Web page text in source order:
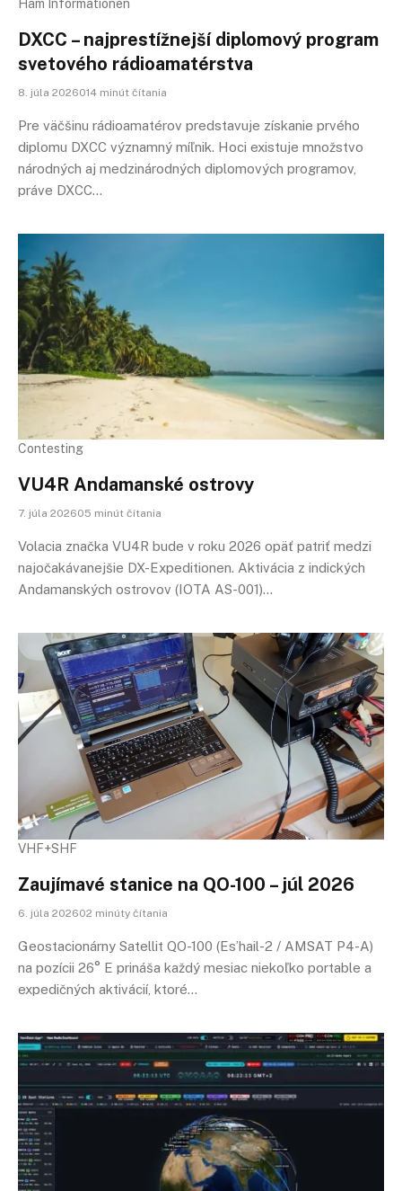
Ham Informationen
DXCC – najprestížnejší diplomový program
svetového rádioamatérstva
8. júla 2026014 minút čítania
Pre väčšinu rádioamatérov predstavuje získanie prvého
diplomu DXCC významný míľnik. Hoci existuje množstvo
národných aj medzinárodných diplomových programov,
práve DXCC…
Contesting
VU4R Andamanské ostrovy
7. júla 202605 minút čítania
Volacia značka VU4R bude v roku 2026 opäť patriť medzi
najočakávanejšie DX-Expeditionen. Aktivácia z indických
Andamanských ostrovov (IOTA AS-001)…
VHF+SHF
Zaujímavé stanice na QO-100 – júl 2026
6. júla 202602 minúty čítania
Geostacionárny Satellit QO-100 (Es’hail-2 / AMSAT P4-A)
na pozícii 26° E prináša každý mesiac niekoľko portable a
expedičných aktivácií, ktoré…